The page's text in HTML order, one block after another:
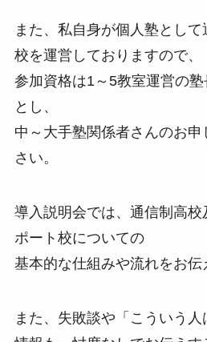
また、私自身が個人塾として
校を運営しておりますので、
参加資格は1～5教室運営の
とし、
中～大手塾関係者さんのお
さい。
導入説明会では、通信制高
ポート校についての
基本的な仕組みや流れをお伝
また、失敗談や「こういう